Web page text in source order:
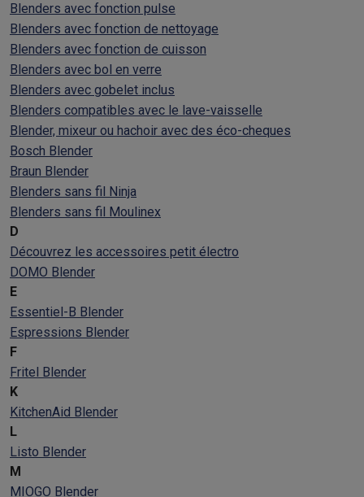
Blenders avec fonction pulse
Blenders avec fonction de nettoyage
Blenders avec fonction de cuisson
Blenders avec bol en verre
Blenders avec gobelet inclus
Blenders compatibles avec le lave-vaisselle
Blender, mixeur ou hachoir avec des éco-cheques
Bosch Blender
Braun Blender
Blenders sans fil Ninja
Blenders sans fil Moulinex
D
Découvrez les accessoires petit électro
DOMO Blender
E
Essentiel-B Blender
Espressions Blender
F
Fritel Blender
K
KitchenAid Blender
L
Listo Blender
M
MIOGO Blender